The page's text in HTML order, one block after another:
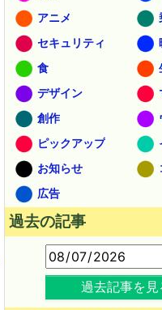
アニメ
セキュリティ
食
デザイン
創作
ピックアップ
お知らせ
広告
過去の記事
過去記事を見